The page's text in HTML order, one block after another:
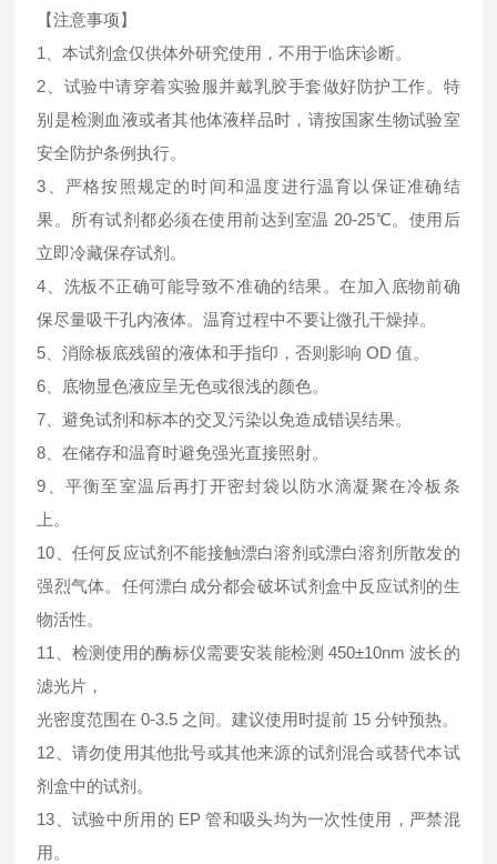
【注意事项】
1、本试剂盒仅供体外研究使用，不用于临床诊断。
2、试验中请穿着实验服并戴乳胶手套做好防护工作。特
别是检测血液或者其他体液样品时，请按国家生物试验室
安全防护条例执行。
3、严格按照规定的时间和温度进行温育以保证准确结
果。所有试剂都必须在使用前达到室温 20-25℃。使用后
立即冷藏保存试剂。
4、洗板不正确可能导致不准确的结果。在加入底物前确
保尽量吸干孔内液体。温育过程中不要让微孔干燥掉。
5、消除板底残留的液体和手指印，否则影响 OD 值。
6、底物显色液应呈无色或很浅的颜色。
7、避免试剂和标本的交叉污染以免造成错误结果。
8、在储存和温育时避免强光直接照射。
9、平衡至室温后再打开密封袋以防水滴凝聚在冷板条
上。
10、任何反应试剂不能接触漂白溶剂或漂白溶剂所散发的
强烈气体。任何漂白成分都会破坏试剂盒中反应试剂的生
物活性。
11、检测使用的酶标仪需要安装能检测 450±10nm 波长的
滤光片，
光密度范围在 0-3.5 之间。建议使用时提前 15 分钟预热。
12、请勿使用其他批号或其他来源的试剂混合或替代本试
剂盒中的试剂。
13、试验中所用的 EP 管和吸头均为一次性使用，严禁混
用。